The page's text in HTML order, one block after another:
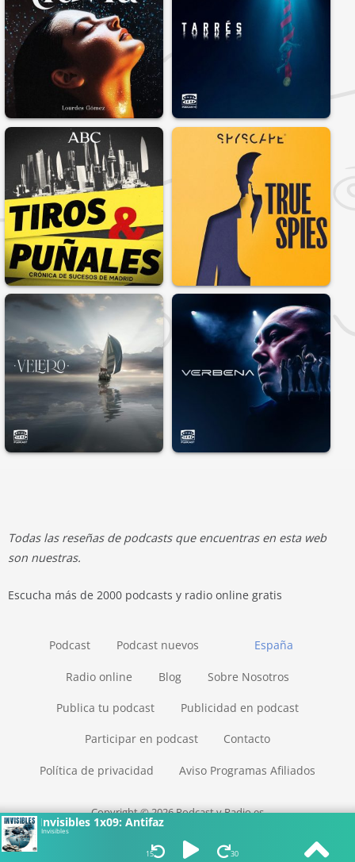
Invisibles 1x09: Antifaz
Invisibles
15 30
Todas las reseñas de podcasts que encuentras en esta web
son nuestras.
Escucha más de 2000 podcasts y radio online gratis
España
Podcast Podcast nuevos
Radio online Blog Sobre Nosotros
Publica tu podcast Publicidad en podcast
Participar en podcast Contacto
Política de privacidad Aviso Programas Afiliados
Copyright © 2026 Podcast y Radio.es